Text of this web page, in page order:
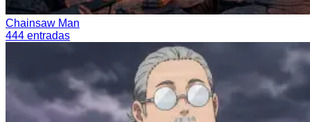
Chainsaw Man
444 entradas